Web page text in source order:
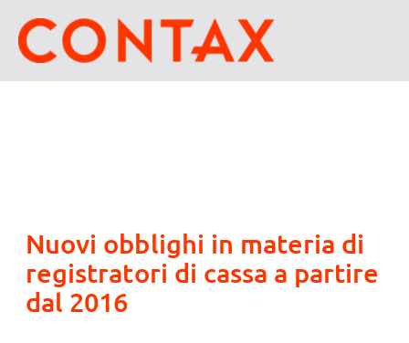
Nuovi obblighi in materia di
registratori di cassa a partire
dal 2016